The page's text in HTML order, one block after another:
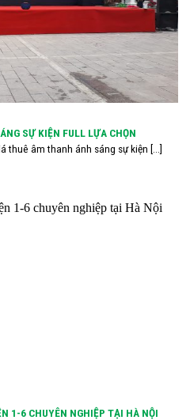
SỰ KIỆN FULL LỰA CHỌN
thuê âm thanh ánh sáng sự kiện [...]
1-6 CHUYÊN NGHIỆP TẠI HÀ NỘI